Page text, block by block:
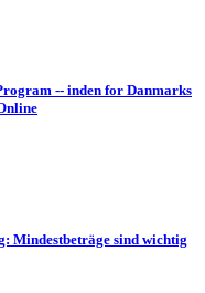
-- inden for Danmarks
Mindestbeträge sind wichtig